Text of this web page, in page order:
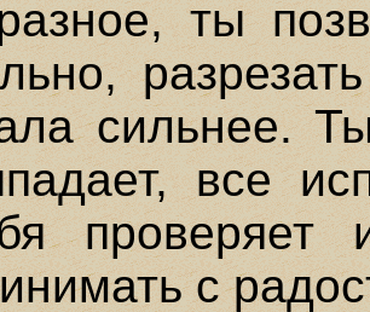
ты
сильнее.
все
проверяет
с